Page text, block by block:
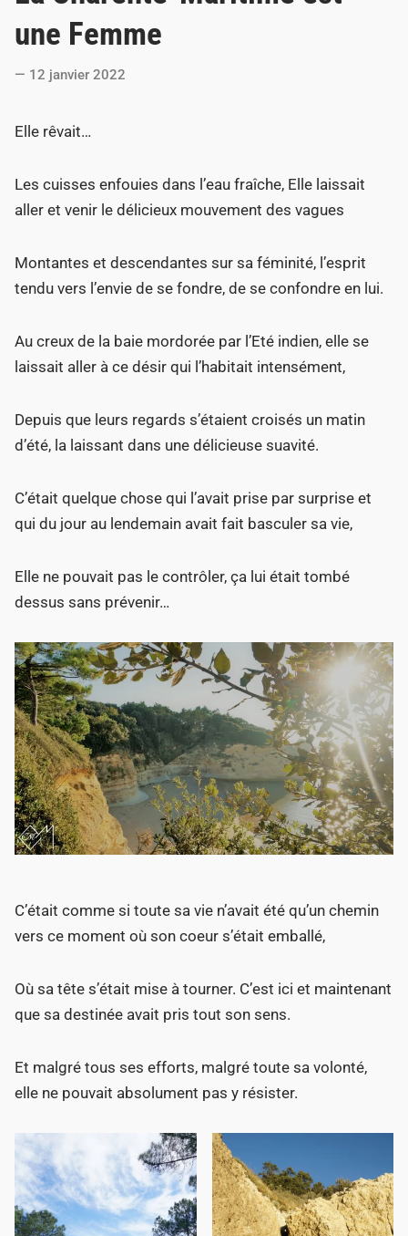
e
d
n
une Femme
12 janvier 2022
Elle rêvait…
Les cuisses enfouies dans l’eau fraîche, Elle laissait
aller et venir le délicieux mouvement des vagues
Montantes et descendantes sur sa féminité, l’esprit
tendu vers l’envie de se fondre, de se confondre en lui.
Au creux de la baie mordorée par l’Eté indien, elle se
laissait aller à ce désir qui l’habitait intensément,
Depuis que leurs regards s’étaient croisés un matin
d’été, la laissant dans une délicieuse suavité.
C’était quelque chose qui l’avait prise par surprise et
qui du jour au lendemain avait fait basculer sa vie,
Elle ne pouvait pas le contrôler, ça lui était tombé
dessus sans prévenir…
C’était comme si toute sa vie n’avait été qu’un chemin
vers ce moment où son coeur s’était emballé,
Où sa tête s’était mise à tourner. C’est ici et maintenant
que sa destinée avait pris tout son sens.
Et malgré tous ses efforts, malgré toute sa volonté,
elle ne pouvait absolument pas y résister.